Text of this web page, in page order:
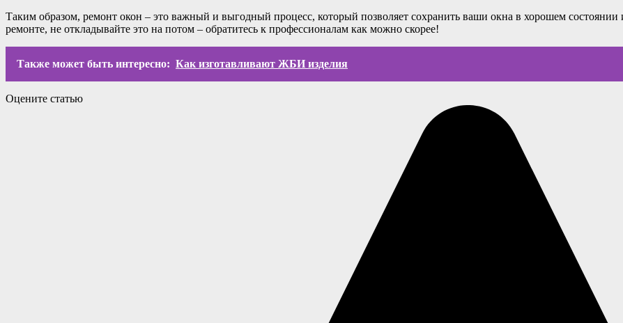
Таким образом, ремонт окон – это важный и выгодный процесс, который позволяет сохранить ваши окна в хорошем
ремонте, не откладывайте это на потом – обратитесь к профессионалам как можно скорее!
Также может быть интересно: Как изготавливают ЖБИ изделия
Оцените статью